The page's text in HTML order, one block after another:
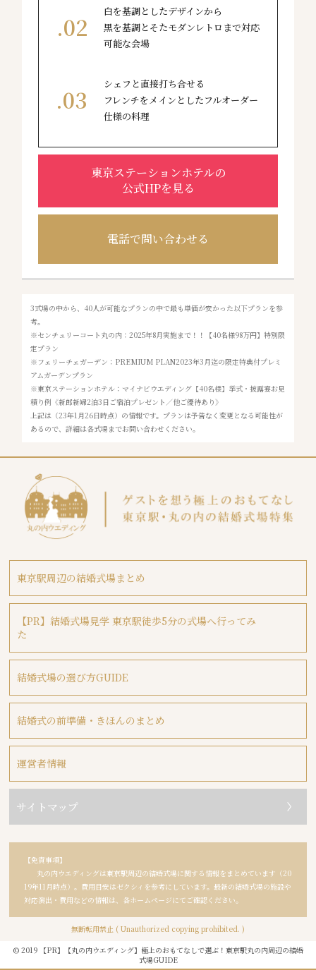
白を基調としたデザインから
黒を基調とそたモダンレトロまで対応
可能な会場
シェフと直接打ち合せる
フレンチをメインとしたフルオーダー
仕様の料理
東京ステーションホテルの
公式HPを見る
電話で問い合わせる
3式場の中から、40人が可能なプランの中で最も単価が安かった以下プランを参
考。
※センチュリーコート丸の内：2025年8月実施まで！！【40名様98万円】特別限
定プラン
※フェリーチェガーデン：PREMIUM PLAN2023年3月迄の限定特典付プレミ
アムガーデンプラン
※東京ステーションホテル：マイナビウエディング【40名様】挙式・披露宴お見
積り例《新郎新婦2泊3日ご宿泊プレゼント／他ご優待あり》
上記は（23年1月26日時点）の情報です。プランは予告なく変更となる可能性が
あるので、詳細は各式場までお問い合わせください。
東京駅周辺の結婚式場まとめ
【PR】結婚式場見学 東京駅徒歩5分の式場へ行ってみ
た
結婚式場の選び方GUIDE
結婚式の前準備・きほんのまとめ
運営者情報
サイトマップ
【免責事項】
丸の内ウエディングは東京駅周辺の結婚式場に関する情報をまとめています（20
19年11月時点）。費用目安はゼクシィを参考にしています。最新の結婚式場の施設や
対応演出・費用などの情報は、各ホームページにてご確認ください。
無断転用禁止 ( Unauthorized copying prohibited. )
© 2019
【丸の内ウエディング】極上のおもてなしで選ぶ！東京駅丸の内周辺の結婚
式場GUIDE